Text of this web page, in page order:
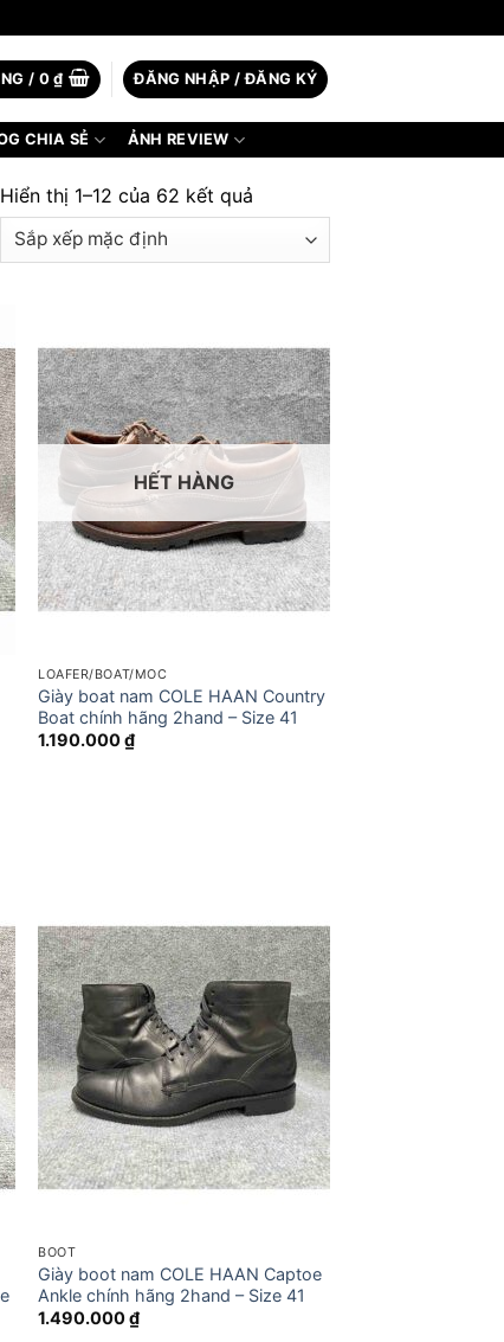
/ 0₫ ĐĂNG NHẬP / ĐĂNG KÝ
CHIA SẺ ẢNH REVIEW
Hiển thị 1–12 của 62 kết quả
HẾT HÀNG
LOAFER/BOAT/MOC
Giày boat nam COLE HAAN Country
Boat chính hãng 2hand – Size 41
1.190.000₫
BOOT
Giày boot nam COLE HAAN Captoe
Ankle chính hãng 2hand – Size 41
1.490.000₫